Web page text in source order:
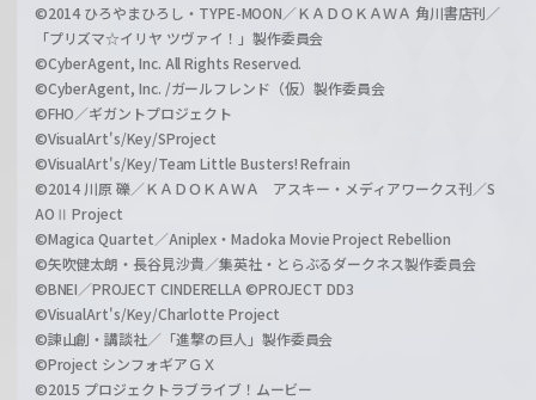
©2014 ひろやまひろし・TYPE-MOON／ＫＡＤＯＫＡＷＡ 角川書店刊／
「プリズマ☆イリヤ ツヴァイ！」製作委員会
©CyberAgent, Inc. All Rights Reserved.
©CyberAgent, Inc. /ガールフレンド（仮）製作委員会
©FHO／ギガントプロジェクト
©VisualArt's/Key/SProject
©VisualArt's/Key/Team Little Busters! Refrain
©2014 川原 礫／ＫＡＤＯＫＡＷＡ アスキー・メディアワークス刊／S
AOⅡ Project
©Magica Quartet／Aniplex・Madoka Movie Project Rebellion
©矢吹健太朗・長谷見沙貴／集英社・とらぶるダークネス製作委員会
©BNEI／PROJECT CINDERELLA ©PROJECT DD3
©VisualArt's/Key/Charlotte Project
©諫山創・講談社／「進撃の巨人」製作委員会
©Project シンフォギアＧＸ
©2015 プロジェクトラブライブ！ムービー